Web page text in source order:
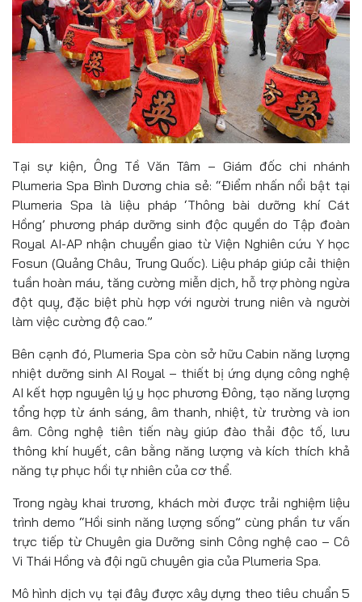
Tại sự kiện, Ông Tề Văn Tâm – Giám đốc chi nhánh
Plumeria Spa Bình Dương chia sẻ: “Điểm nhấn nổi bật tại
Plumeria Spa là liệu pháp ‘Thông bài dưỡng khí Cát
Hồng’ phương pháp dưỡng sinh độc quyền do Tập đoàn
Royal AI-AP nhận chuyển giao từ Viện Nghiên cứu Y học
Fosun (Quảng Châu, Trung Quốc). Liệu pháp giúp cải thiện
tuần hoàn máu, tăng cường miễn dịch, hỗ trợ phòng ngừa
đột quỵ, đặc biệt phù hợp với người trung niên và người
làm việc cường độ cao.”
Bên cạnh đó, Plumeria Spa còn sở hữu Cabin năng lượng
nhiệt dưỡng sinh AI Royal – thiết bị ứng dụng công nghệ
AI kết hợp nguyên lý y học phương Đông, tạo năng lượng
tổng hợp từ ánh sáng, âm thanh, nhiệt, từ trường và ion
âm. Công nghệ tiên tiến này giúp đào thải độc tố, lưu
thông khí huyết, cân bằng năng lượng và kích thích khả
năng tự phục hồi tự nhiên của cơ thể.
Trong ngày khai trương, khách mời được trải nghiệm liệu
trình demo “Hồi sinh năng lượng sống” cùng phần tư vấn
trực tiếp từ Chuyên gia Dưỡng sinh Công nghệ cao – Cô
Vi Thái Hồng và đội ngũ chuyên gia của Plumeria Spa.
Mô hình dịch vụ tại đây được xây dựng theo tiêu chuẩn 5